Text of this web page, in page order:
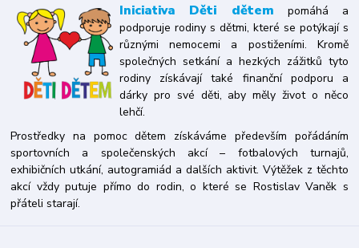
Iniciativa Děti dětem pomáhá a
podporuje rodiny s dětmi, které se potýkají s
různými nemocemi a postiženími. Kromě
společných setkání a hezkých zážitků tyto
rodiny získávají také finanční podporu a
dárky pro své děti, aby měly život o něco
lehčí.
Prostředky na pomoc dětem získáváme především pořádáním
sportovních a společenských akcí – fotbalových turnajů,
exhibičních utkání, autogramiád a dalších aktivit. Výtěžek z těchto
akcí vždy putuje přímo do rodin, o které se Rostislav Vaněk s
přáteli starají.